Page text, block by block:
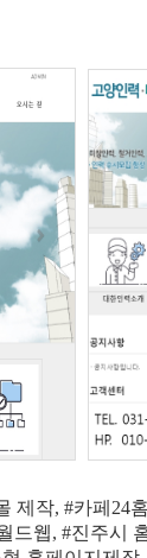
제작, #카페24
드웹, #진주시